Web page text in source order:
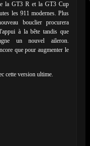
la GT3 R et la GT3 Cup
les 911 modernes. Plus
bouclier procurera
à la bête tandis que
un nouvel aileron.
que pour augmenter le
cette version ultime.